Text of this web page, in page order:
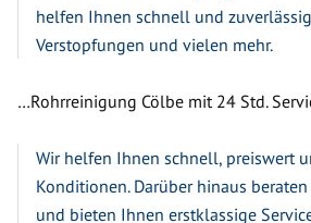
helfen Ihnen schnell und
Verstopfungen und vielen mehr.
…Rohrreinigung Cölbe mit 24 Std.
Wir helfen Ihnen schnell, preiswert
Konditionen. Darüber hinaus
und bieten Ihnen erstklassige